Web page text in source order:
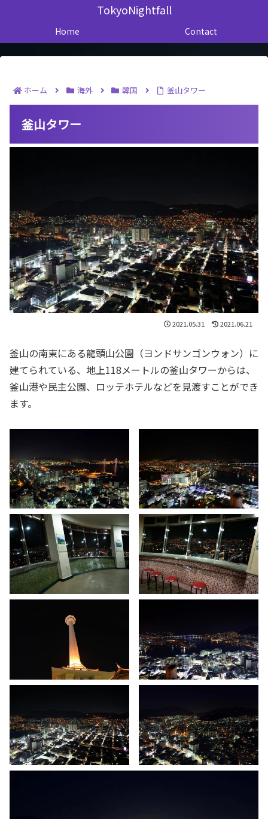
TokyoNightfall
Home Contact
ホーム 海外 韓国 釜山タワー
釜山タワー
2021.05.31 2021.06.21
釜山の南東にある龍頭山公園（ヨンドサンゴンウォン）に
建てられている、地上118メートルの釜山タワーからは、
釜山港や民主公園、ロッテホテルなどを見渡すことができ
ます。